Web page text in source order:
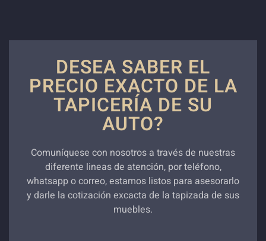
DESEA SABER EL
PRECIO EXACTO DE LA
TAPICERÍA DE SU
AUTO?
Comuníquese con nosotros a través de nuestras
diferente lineas de atención, por teléfono,
whatsapp o correo, estamos listos para asesorarlo
y darle la cotización excacta de la tapizada de sus
muebles.